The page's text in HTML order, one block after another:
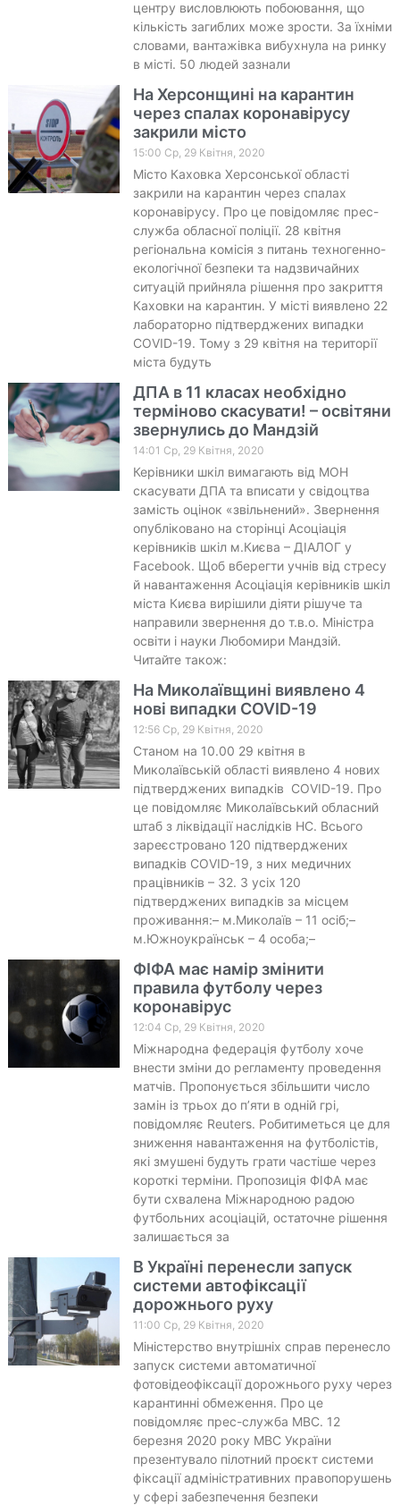
центру висловлюють побоювання, що
кількість загиблих може зрости. За їхніми
словами, вантажівка вибухнула на ринку
в місті. 50 людей зазнали
На Херсонщині на карантин
через спалах коронавірусу
закрили місто
15:00 Ср, 29 Квітня, 2020
Місто Каховка Херсонської області
закрили на карантин через спалах
коронавірусу. Про це повідомляє прес-
служба обласної поліції. 28 квітня
регіональна комісія з питань техногенно-
екологічної безпеки та надзвичайних
ситуацій прийняла рішення про закриття
Каховки на карантин. У місті виявлено 22
лабораторно підтверджених випадки
COVID-19. Тому з 29 квітня на території
міста будуть
ДПА в 11 класах необхідно
терміново скасувати! – освітяни
звернулись до Мандзій
14:01 Ср, 29 Квітня, 2020
Керівники шкіл вимагають від МОН
скасувати ДПА та вписати у свідоцтва
замість оцінок «звільнений». Звернення
опубліковано на сторінці Асоціація
керівників шкіл м.Києва – ДІАЛОГ у
Facebook. Щоб вберегти учнів від стресу
й навантаження Асоціація керівників шкіл
міста Києва вирішили діяти рішуче та
направили звернення до т.в.о. Міністра
освіти і науки Любомири Мандзій.
Читайте також:
На Миколаївщині виявлено 4
нові випадки COVID-19
12:56 Ср, 29 Квітня, 2020
Станом на 10.00 29 квітня в
Миколаївській області виявлено 4 нових
підтверджених випадків COVID-19. Про
це повідомляє Миколаївський обласний
штаб з ліквідації наслідків НС. Всього
зареєстровано 120 підтверджених
випадків COVID-19, з них медичних
працівників – 32. З усіх 120
підтверджених випадків за місцем
проживання:– м.Миколаїв – 11 осіб;–
м.Южноукраїнськ – 4 особа;–
ФІФА має намір змінити
правила футболу через
коронавірус
12:04 Ср, 29 Квітня, 2020
Міжнародна федерація футболу хоче
внести зміни до регламенту проведення
матчів. Пропонується збільшити число
замін із трьох до п’яти в одній грі,
повідомляє Reuters. Робитиметься це для
зниження навантаження на футболістів,
які змушені будуть грати частіше через
короткі терміни. Пропозиція ФІФА має
бути схвалена Міжнародною радою
футбольних асоціацій, остаточне рішення
залишається за
В Україні перенесли запуск
системи автофіксації
дорожнього руху
11:00 Ср, 29 Квітня, 2020
Міністерство внутрішніх справ перенесло
запуск системи автоматичної
фотовідеофіксації дорожнього руху через
карантинні обмеження. Про це
повідомляє прес-служба МВС. 12
березня 2020 року МВС України
презентувало пілотний проєкт системи
фіксації адміністративних правопорушень
у сфері забезпечення безпеки